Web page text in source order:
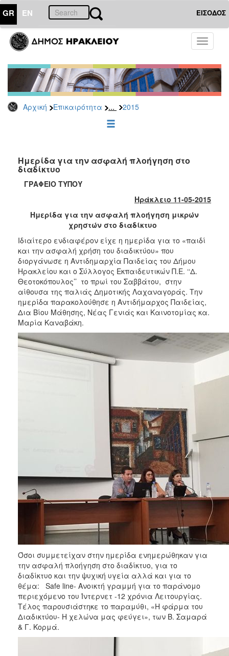
GR EN ΕΙΣΟΔΟΣ
Toggle
Αρχική Επικαιρότητα ... 2015
ΕΠΙΚΑΙΡΟΤΗΤΑ
Τύπου
Αρχείο
2026
2025
2022
2021
2020
2018
2016
2015
2013
2012
2011
2010
2006
Ημερίδα για την ασφαλή πλοήγηση στο
διαδίκτυο
ΓΡΑΦΕΙΟ ΤΥΠΟΥ
Ηράκλειο 11-05-2015
Ημερίδα για την ασφαλή πλοήγηση μικρών
χρηστών στο διαδίκτυο
Ιδιαίτερο ενδιαφέρον είχε η ημερίδα για το «παιδί
και την ασφαλή χρήση του διαδικτύου» που
διοργάνωσε η Αντιδημαρχία Παιδείας του Δήμου
Ηρακλείου και ο Σύλλογος Εκπαιδευτικών Π.Ε. ‘‘Δ.
Θεοτοκόπουλος’’ το πρωί του Σαββάτου, στην
αίθουσα της παλιάς Δημοτικής Λαχαναγοράς. Την
ημερίδα παρακολούθησε η Αντιδήμαρχος Παιδείας,
Δια Βίου Μάθησης, Νέας Γενιάς και Καινοτομίας κα.
Μαρία Καναβάκη.
Όσοι συμμετείχαν στην ημερίδα ενημερώθηκαν για
την ασφαλή πλοήγηση στο διαδίκτυο, για το
διαδίκτυο και την ψυχική υγεία αλλά και για το
θέμα: Safe line- Ανοικτή γραμμή για το παράνομο
περιεχόμενο του Ίντερνετ -12 χρόνια Λειτουργίας.
Τέλος παρουσιάστηκε το παραμύθι, «Η φάρμα του
Διαδικτύου- Η χελώνα μας φεύγει», των Β. Σαμαρά
& Γ. Κορμά.